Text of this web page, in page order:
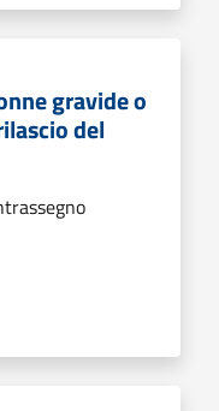
gravide o
del